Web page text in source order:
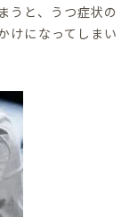
うと、うつ症状の
けになってしまい